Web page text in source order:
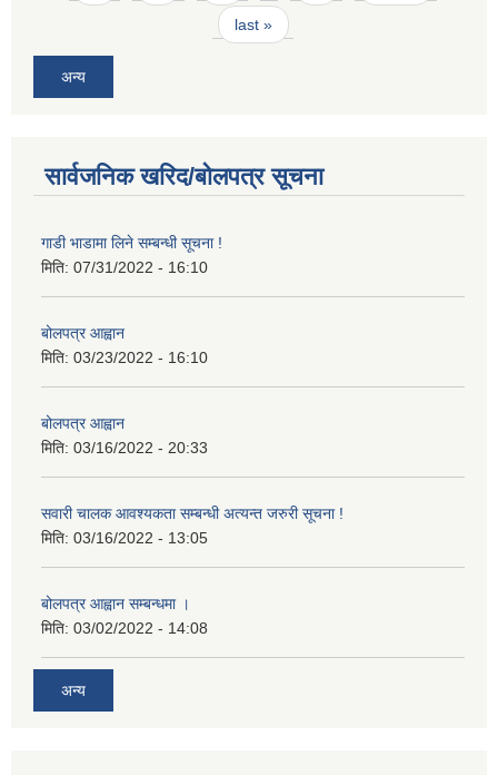
last »
अन्य
सार्वजनिक खरिद/बोलपत्र सूचना
गाडी भाडामा लिने सम्बन्धी सूचना !
मिति: 07/31/2022 - 16:10
बोलपत्र आह्वान
मिति: 03/23/2022 - 16:10
बोलपत्र आह्वान
मिति: 03/16/2022 - 20:33
सवारी चालक आवश्यकता सम्बन्धी अत्यन्त जरुरी सूचना !
मिति: 03/16/2022 - 13:05
बोलपत्र आह्वान सम्बन्धमा ।
मिति: 03/02/2022 - 14:08
अन्य